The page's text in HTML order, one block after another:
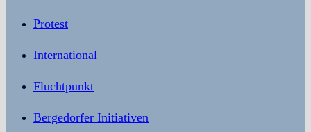
Protest
International
Fluchtpunkt
Bergedorfer Initiativen